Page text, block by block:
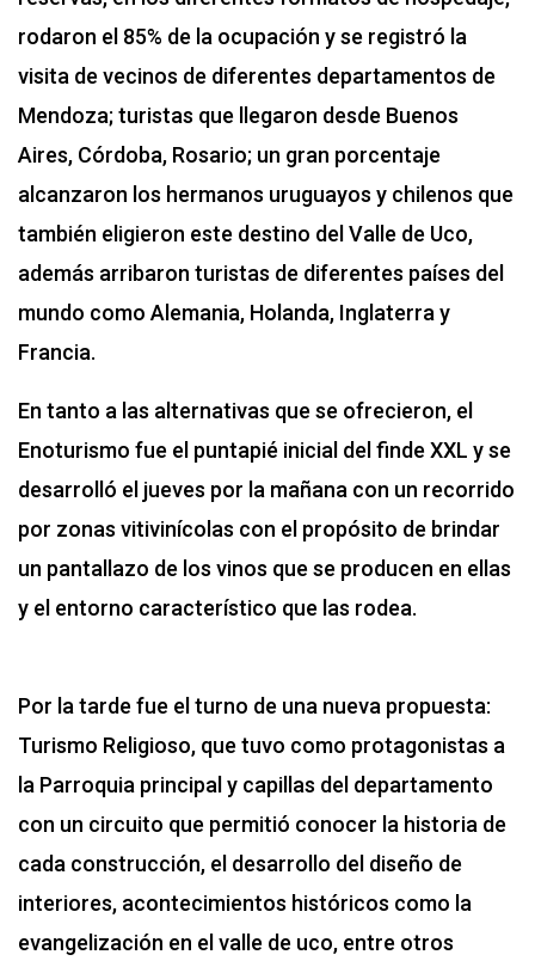
rodaron el 85% de la ocupación y se registró la
visita de vecinos de diferentes departamentos de
Mendoza; turistas que llegaron desde Buenos
Aires, Córdoba, Rosario; un gran porcentaje
alcanzaron los hermanos uruguayos y chilenos que
también eligieron este destino del Valle de Uco,
además arribaron turistas de diferentes países del
mundo como Alemania, Holanda, Inglaterra y
Francia.
En tanto a las alternativas que se ofrecieron, el
Enoturismo fue el puntapié inicial del finde XXL y se
desarrolló el jueves por la mañana con un recorrido
por zonas vitivinícolas con el propósito de brindar
un pantallazo de los vinos que se producen en ellas
y el entorno característico que las rodea.
Por la tarde fue el turno de una nueva propuesta:
Turismo Religioso, que tuvo como protagonistas a
la Parroquia principal y capillas del departamento
con un circuito que permitió conocer la historia de
cada construcción, el desarrollo del diseño de
interiores, acontecimientos históricos como la
evangelización en el valle de uco, entre otros